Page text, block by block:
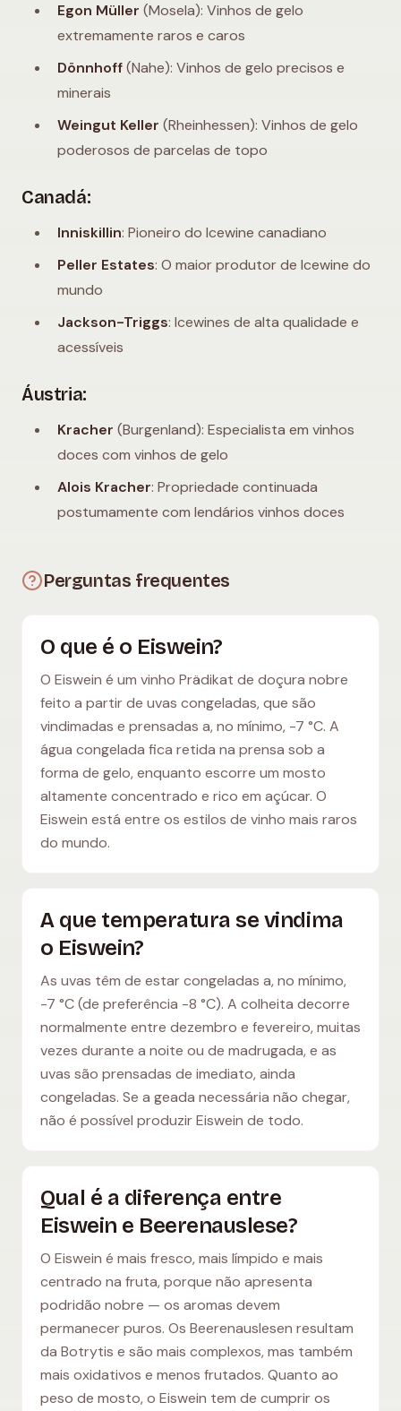
Egon Müller (Mosela): Vinhos de gelo
extremamente raros e caros
Dönnhoff(Nahe): Vinhos de gelo precisos e
minerais
Weingut Keller (Rheinhessen): Vinhos de gelo
poderosos de parcelas de topo
Canadá:
Inniskillin: Pioneiro do Icewine canadiano
Peller Estates: O maior produtor de Icewine do
mundo
Jackson-Triggs: Icewines de alta qualidade e
acessíveis
Áustria:
Kracher (Burgenland): Especialista em vinhos
doces com vinhos de gelo
Alois Kracher: Propriedade continuada
postumamente com lendários vinhos doces
Perguntas frequentes
O que é o Eiswein?
O Eiswein é um vinho Prädikat de doçura nobre
feito a partir de uvas congeladas, que são
vindimadas e prensadas a, no mínimo, -7 °C. A
água congelada fica retida na prensa sob a
forma de gelo, enquanto escorre um mosto
altamente concentrado e rico em açúcar. O
Eiswein está entre os estilos de vinho mais raros
do mundo.
A que temperatura se vindima
o Eiswein?
As uvas têm de estar congeladas a, no mínimo,
-7 °C (de preferência -8 °C). A colheita decorre
normalmente entre dezembro e fevereiro, muitas
vezes durante a noite ou de madrugada, e as
uvas são prensadas de imediato, ainda
congeladas. Se a geada necessária não chegar,
não é possível produzir Eiswein de todo.
Qual é a diferença entre
Eiswein e Beerenauslese?
O Eiswein é mais fresco, mais límpido e mais
centrado na fruta, porque não apresenta
podridão nobre — os aromas devem
permanecer puros. Os Beerenauslesen resultam
da Botrytis e são mais complexos, mas também
mais oxidativos e menos frutados. Quanto ao
peso de mosto, o Eiswein tem de cumprir os